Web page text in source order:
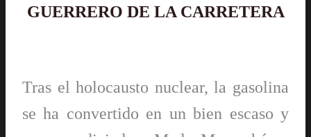
GUERRERO DE LA CARRETERA
Tras el holocausto nuclear, la gasolina
se ha convertido en un bien escaso y